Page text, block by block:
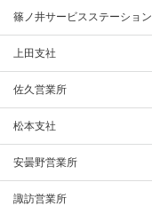
篠ノ井サービスステーション
上田支社
佐久営業所
松本支社
安曇野営業所
諏訪営業所